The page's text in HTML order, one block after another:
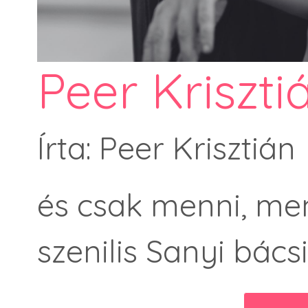
Peer
Írta: Peer Krisztián
és csak menni,
szenilis Sanyi